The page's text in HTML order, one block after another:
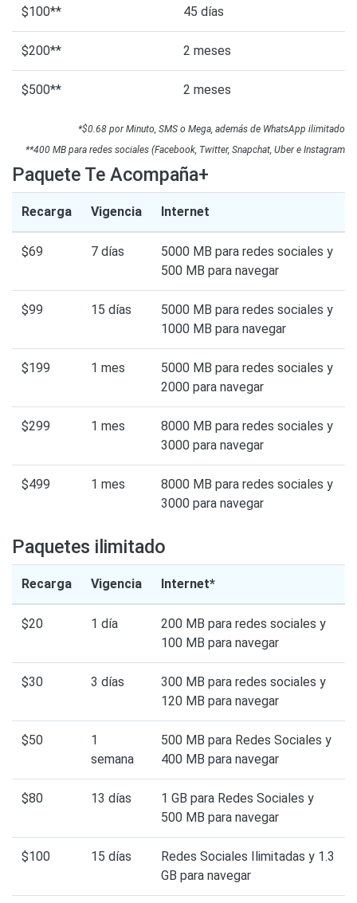
$100** 45 días
$200** 2 meses
$500** 2 meses
*$0.68 por Minuto, SMS o Mega, además de WhatsApp ilimitado
**400 MB para redes sociales (Facebook, Twitter, Snapchat, Uber e Instagram
Paquete Te Acompaña+
Recarga Vigencia Internet
$69 7 días
5000 MB para redes sociales y
500 MB para navegar
$99 15 días
5000 MB para redes sociales y
1000 MB para navegar
$199 1 mes
5000 MB para redes sociales y
2000 para navegar
$299 1 mes
8000 MB para redes sociales y
3000 para navegar
$499 1 mes
8000 MB para redes sociales y
3000 para navegar
Paquetes ilimitado
Recarga Vigencia Internet*
$20 1 día
200 MB para redes sociales y
100 MB para navegar
$30 3 días
300 MB para redes sociales y
120 MB para navegar
$50
1
semana
500 MB para Redes Sociales y
400 MB para navegar
$80 13 días
1 GB para Redes Sociales y
500 MB para navegar
$100 15 días
Redes Sociales Ilimitadas y 1.3
GB para navegar